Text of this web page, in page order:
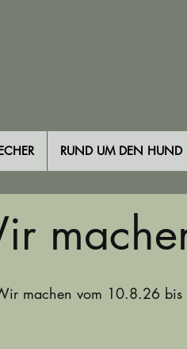
RUND UM DEN HUND
machen vom 10.8.26 bis